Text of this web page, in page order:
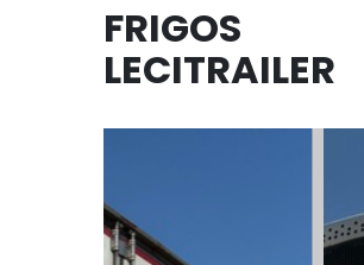
FRIGOS
LECITRAILER